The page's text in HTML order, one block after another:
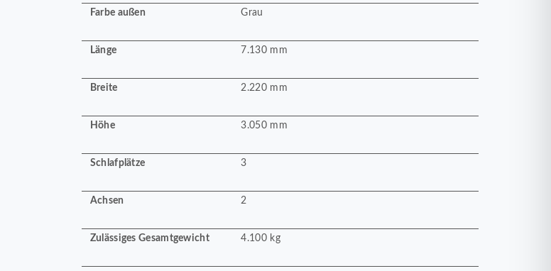
Farbe außen Grau
Länge 7.130 mm
Breite 2.220 mm
Höhe 3.050 mm
Schlafplätze 3
Achsen 2
Zulässiges Gesamtgewicht 4.100 kg